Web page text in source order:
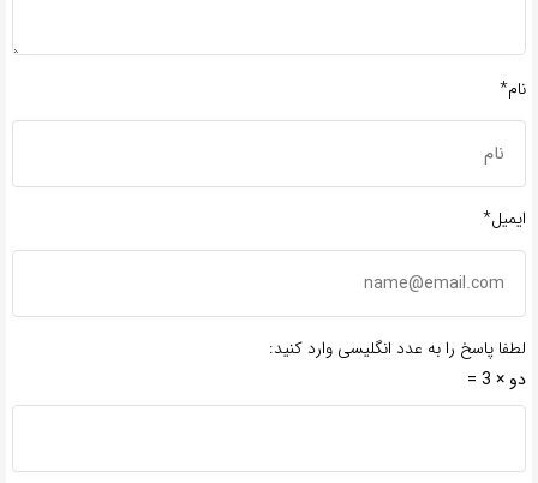
نام*
ایمیل*
لطفا پاسخ را به عدد انگلیسی وارد کنید:
دو × 3 =